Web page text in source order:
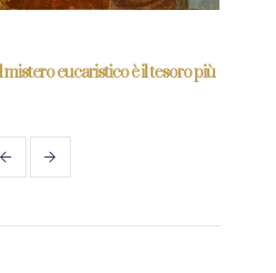
eucaristico è il tesoro più